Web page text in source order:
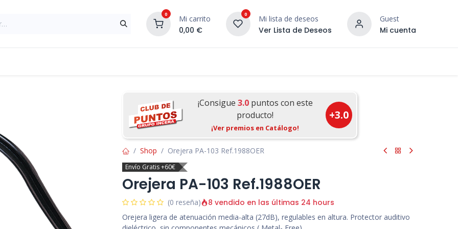
0 Mi carrito
0,00 €
0 Mi lista de deseos
Ver Lista de Deseos
Guest
Mi cuenta
¡DESCUBRE NUESTRO
¡Consigue 3.0puntos con este
producto!
¡Ver premios en Catálogo!
+3.0
Shop Orejera PA-103 Ref.1988OER
Envío Gratis +60€
Orejera PA-103 Ref.1988OER
(0 reseña) 8 vendido en las últimas 24 hours
Orejera ligera de atenuación media-alta (27dB), regulables en altura. Protector auditivo